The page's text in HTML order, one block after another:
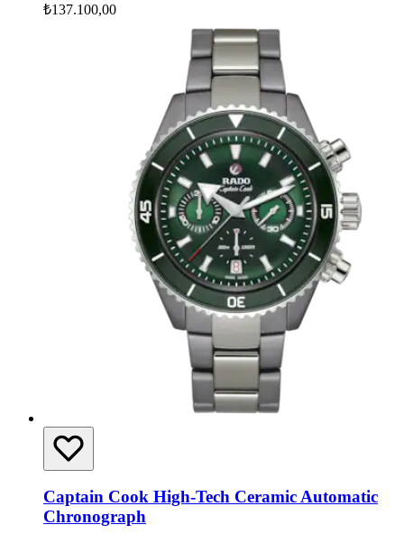
₺137.100,00
Captain Cook High-Tech Ceramic Automatic
Chronograph